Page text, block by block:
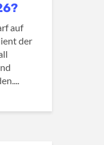
auf
der